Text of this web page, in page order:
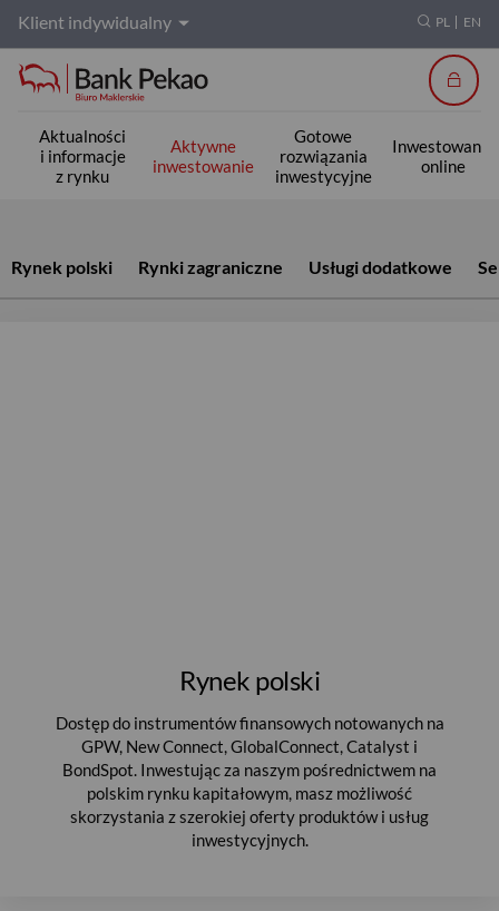
Klient indywidualny PL EN
Aktualności
i informacje
z rynku
Aktywne
inwestowanie
Gotowe
rozwiązania
inwestycyjne
Inwestowanie
online
Rynek polski Rynki zagraniczne Usługi dodatkowe
Rynek polski
Dostęp do instrumentów finansowych notowanych na
GPW, New Connect, GlobalConnect, Catalyst i
BondSpot. Inwestując za naszym pośrednictwem na
polskim rynku kapitałowym, masz możliwość
skorzystania z szerokiej oferty produktów i usług
inwestycyjnych.